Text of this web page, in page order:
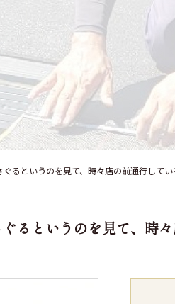
るというのを見て、時々店の前通行してい
るというのを見て、時